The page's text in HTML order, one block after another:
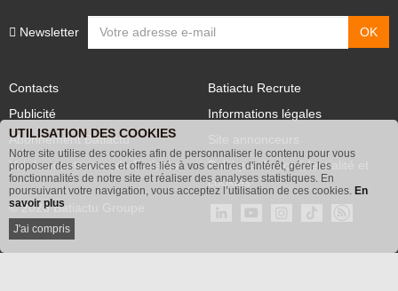
Newsletter
Contacts
Publicité
Abonnement Batiactu
Voir les contenus+ de Batiactu
Batiactu Recrute
Informations légales
Politique de confidentialité et
cookies
© 2026 Batiactu Groupe
UTILISATION DES COOKIES
Notre site utilise des cookies afin de personnaliser le contenu pour vous
proposer des services et offres liés à vos centres d'intérêt, gérer les
fonctionnalités de notre site et réaliser des analyses statistiques. En
poursuivant votre navigation, vous acceptez l’utilisation de ces cookies. En
savoir plus
J'ai compris